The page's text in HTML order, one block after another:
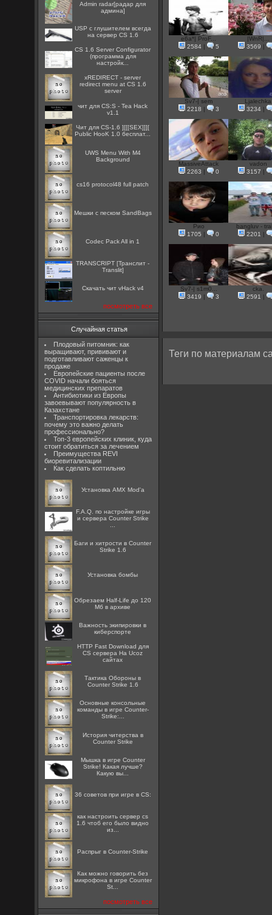
Admin radar[радар для
админа]
USP с глушителем всегда
на сервер CS 1.6
CS 1.6 Server Configurator
(программа для
настройк...
xREDIRECT - server
redirect menu at CS 1.6
server
чит для CS:S - Tea Hack
v1.1
Чит для CS-1.6 ][[[SEX]]][
Public HooK 1.0 бесплат...
UWS Menu With M4
Background
cs16 protocol48 full patch
Мешки с песком SandBags
Codec Pack All in 1
TRANSCRIPT [Транслит -
Translit]
Скачать чит vHack v4
посмотреть все
Случайная статья
Плодовый питомник: как
выращивают, прививают и
подготавливают саженцы к
продаже
Европейские пациенты после
COVID начали бояться
медицинских препаратов
Антибиотики из Европы
завоевывают популярность в
Казахстане
Транспортировка лекарств:
почему это важно делать
профессионально?
Топ-3 европейских клиник, куда
стоит обратиться за лечением
Преимущества REVI
биоревитализации
Как сделать коптильню
Установка AMX Mod'a
F.A.Q. по настройке игры
и сервера Counter Strike
Баги и хитрости в Counter
Strike 1.6
Установка бомбы
Обрезаем Half-Life до 120
Мб в архиве
Важность экипировки в
киберспорте
HTTP Fast Download для
CS сервера На Ucoz
сайтах
Тактика Обороны в
Counter Strike 1.6
Основные консольные
команды в игре Counter-
Strike:...
История читерства в
Counter Strike
Мышка в игре Counter
Strike! Какая лучше?
Какую вы...
36 советов при игре в CS:
как настроить сервер cs
1.6 чтоб его было видно
из...
Распрыг в Counter-Strike
Как можно говорить без
микрофона в игре Counter
St...
посмотреть все
e6a*| ProF...
2584| 5
|WnR|...
3569
Sv7-| sem
2218
3
Ljalechka
3234|
MassiveAttack
2263
0
vadon
3157
Pио
1705
0
bangluv -
2201
Sv7-| s1m0...
3419
3
cka.
2591
Теги по материалам